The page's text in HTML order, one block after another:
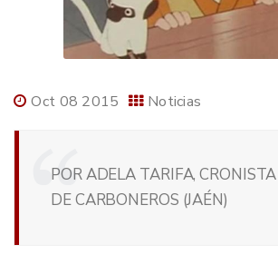
Oct 08 2015 Noticias
POR ADELA TARIFA,
DE CARBONEROS (JAÉN)